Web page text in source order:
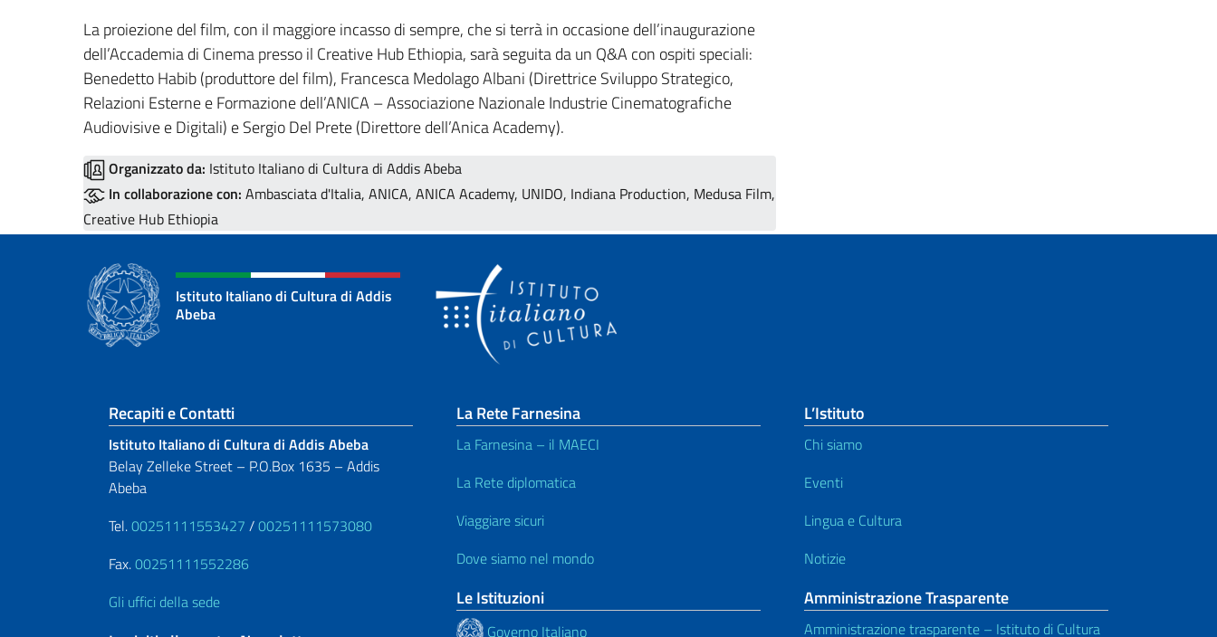
La proiezione del film, con il maggiore incasso di sempre, che si terrà in occasione dell’inaugurazione
dell’Accademia di Cinema presso il Creative Hub Ethiopia, sarà seguita da un Q&A con ospiti speciali:
Benedetto Habib (produttore del film), Francesca Medolago Albani (Direttrice Sviluppo Strategico,
Relazioni Esterne e Formazione dell’ANICA – Associazione Nazionale Industrie Cinematografiche
Audiovisive e Digitali) e Sergio Del Prete (Direttore dell’Anica Academy).
Organizzato da: Istituto Italiano di Cultura di Addis Abeba
In collaborazione con: Ambasciata d'Italia, ANICA, ANICA Academy, UNIDO, Indiana Production, Medusa Film,
Creative Hub Ethiopia
Istituto Italiano di Cultura di Addis
Abeba
Sezione footer
Recapiti e Contatti
Istituto Italiano di Cultura di Addis Abeba
Belay Zelleke Street – P.O.Box 1635 – Addis
Abeba
Tel.00251111553427 /00251111573080
Fax.00251111552286
Gli uffici della sede
La Rete Farnesina
La Farnesina – il MAECI
La Rete diplomatica
Viaggiare sicuri
Dove siamo nel mondo
Le Istituzioni
Governo Italiano
L’Istituto
Chi siamo
Eventi
Lingua e Cultura
Notizie
Amministrazione Trasparente
Amministrazione trasparente – Istituto di Cultura